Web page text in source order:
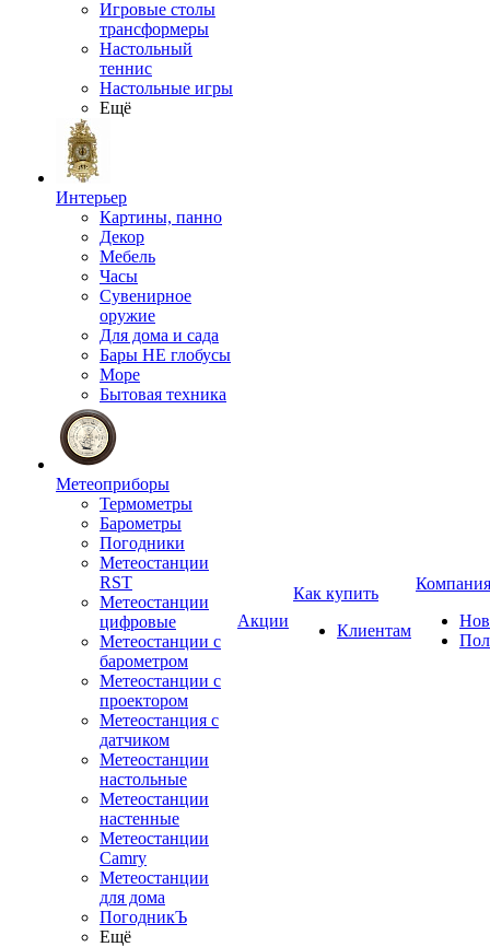
Игровые столы
трансформеры
Настольный
теннис
Настольные игры
Ещё
Интерьер
Картины, панно
Декор
Мебель
Часы
Сувенирное
оружие
Для дома и сада
Бары НЕ глобусы
Море
Бытовая техника
Метеоприборы
Термометры
Барометры
Погодники
Метеостанции
RST
Метеостанции
цифровые
Метеостанции с
барометром
Метеостанции с
проектором
Метеостанция с
датчиком
Метеостанции
настольные
Метеостанции
настенные
Метеостанции
Camry
Метеостанции
для дома
ПогодникЪ
Ещё
Акции
Как купить
Клиентам
Компания